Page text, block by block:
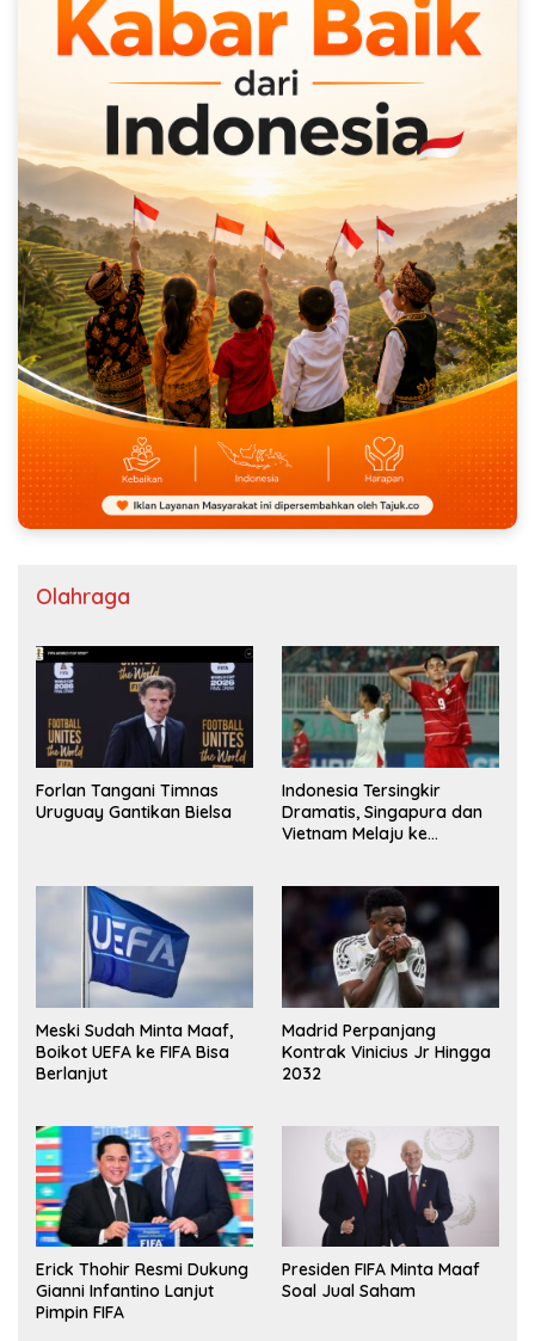
Olahraga
Forlan Tangani Timnas
Uruguay Gantikan Bielsa
Indonesia Tersingkir
Dramatis, Singapura dan
Vietnam Melaju ke
Meski Sudah Minta Maaf,
Boikot UEFA ke FIFA Bisa
Berlanjut
Madrid Perpanjang
Kontrak Vinicius Jr Hingga
2032
Erick Thohir Resmi Dukung
Gianni Infantino Lanjut
Pimpin FIFA
Presiden FIFA Minta Maaf
Soal Jual Saham